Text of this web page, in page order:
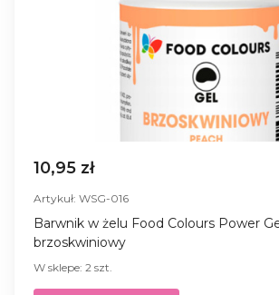
10,95 zł
Artykuł: WSG-016
Barwnik w żelu Food Colours Power
brzoskwiniowy
W sklepe: 2 szt.